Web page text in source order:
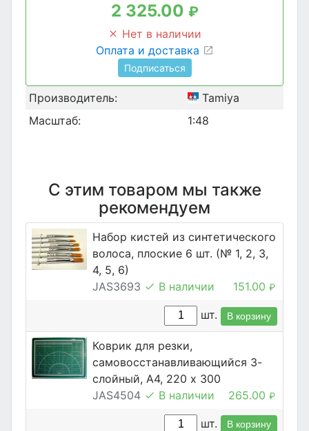
2 325.00 ₽
Нет в наличии
Оплата и доставка
Подписаться
Производитель:
Tamiya
Масштаб:
1:48
С этим товаром мы также
рекомендуем
Набор кистей из синтетического
волоса, плоские 6 шт. (№ 1, 2, 3,
4, 5, 6)
JAS3693
В наличии 151.00 ₽
шт. В корзину
Коврик для резки,
самовосстанавливающийся 3-
слойный, А4, 220 х 300
JAS4504
В наличии 265.00 ₽
шт. В корзину